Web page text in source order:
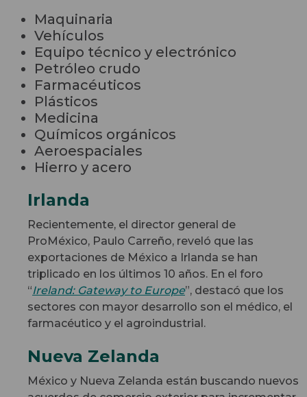
Maquinaria
Vehículos
Equipo técnico y electrónico
Petróleo crudo
Farmacéuticos
Plásticos
Medicina
Químicos orgánicos
Aeroespaciales
Hierro y acero
Irlanda
Recientemente, el director general de
ProMéxico, Paulo Carreño, reveló que las
exportaciones de México a Irlanda se han
triplicado en los últimos 10 años. En el foro
“Ireland: Gateway to Europe”, destacó que los
sectores con mayor desarrollo son el médico, el
farmacéutico y el agroindustrial.
Nueva Zelanda
México y Nueva Zelanda están buscando nuevos